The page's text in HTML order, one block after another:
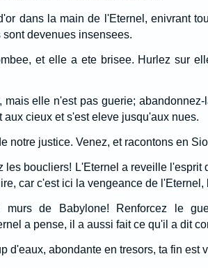
dans la main de l'Eternel, enivrant
devenues insensees.
et elle a ete brisee. Hurlez sur
mais elle n'est pas guerie;
aux cieux et s'est eleve jusqu'aux nues.
notre justice. Venez, et racontons en
les boucliers! L'Eternel a reveille l'esprit
car c'est ici la vengeance de
murs de Babylone! Renforcez le
a pense, il a aussi fait ce qu'il a dit
d'eaux, abondante en tresors, ta fin est